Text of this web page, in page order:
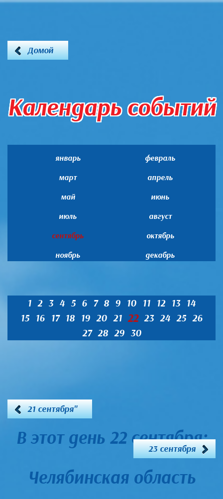
Домой
Календарь событий
январь февраль
март апрель
май июнь
июль август
сентябрь октябрь
ноябрь декабрь
1 2 3 4 5 6 7 8 9 10 11 12 13 14
15 16 17 18 19 20 21 22 23 24 25 26
27 28 29 30
21 сентября"
В этот день 22 сентября:
23 сентября
Челябинская область